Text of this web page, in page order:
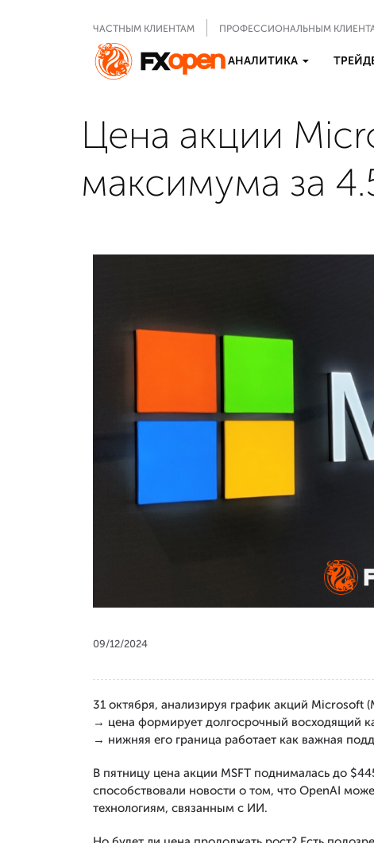
ЧАСТНЫМ КЛИЕНТАМ ПРОФЕССИОНАЛЬНЫМ
АНАЛИТИКА
Цена акции
максимума за
09/12/2024
31 октября, анализируя график акций Microsoft
→ цена формирует долгосрочный восходящий
→ нижняя его граница работает как важная
В пятницу цена акции MSFT поднималась до
способствовали новости о том, что OpenAI
технологиям, связанным с ИИ.